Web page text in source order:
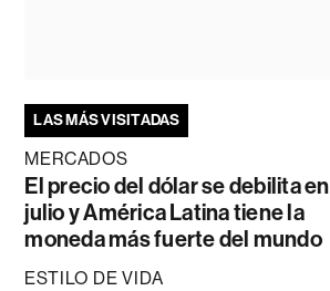
LAS MÁS VISITADAS
MERCADOS
El precio del dólar se debilita en
julio y América Latina tiene la
moneda más fuerte del mundo
ESTILO DE VIDA